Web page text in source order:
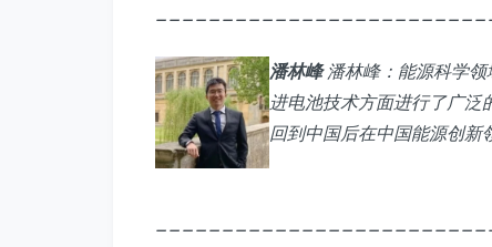
潘林峰潘林峰：能源科学
进电池技术方面进行了广
回到中国后在中国能源创新